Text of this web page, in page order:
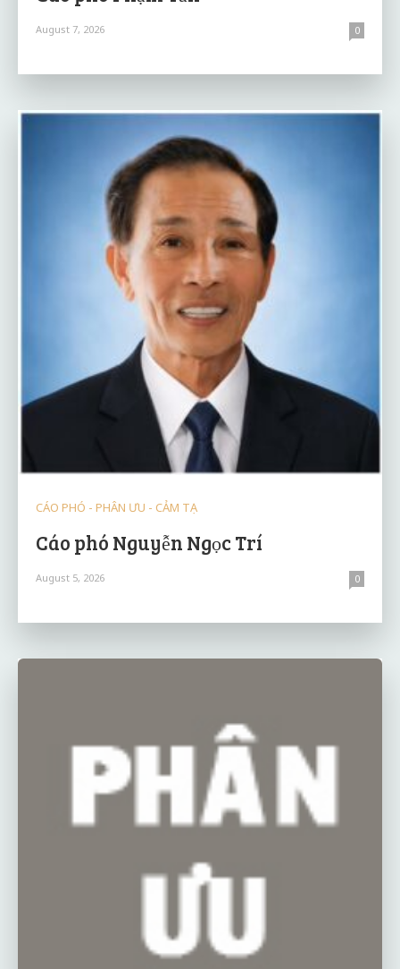
August 7, 2026 0
CÁO PHÓ - PHÂN ƯU - CẢM TẠ
Cáo phó Nguyễn Ngọc Trí
August 5, 2026 0